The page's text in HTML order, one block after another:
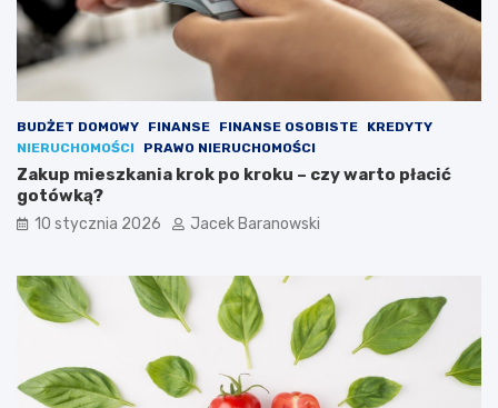
p
o
o
BUDŻET DOMOWY FINANSE FINANSE OSOBISTE
KREDYTY
NIERUCHOMOŚCI
PRAWO NIERUCHOMOŚCI
Zakup mieszkania krok po kroku – czy warto płacić
gotówką?
10 stycznia 2026 Jacek Baranowski